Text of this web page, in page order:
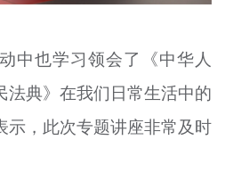
中也学习领会了《中华人
法典》在我们日常生活中的
示，此次专题讲座非常及时